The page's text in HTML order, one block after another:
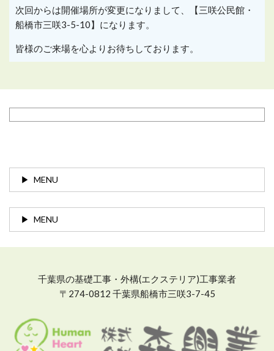
次回からは開催場所が変更になりまして、【三咲公民館・
船橋市三咲3-5-10】になります。
皆様のご来場を心よりお待ちしております。
MENU
MENU
千葉県の基礎工事・外構(エクステリア)工事業者
〒274-0812 千葉県船橋市三咲3-7-45